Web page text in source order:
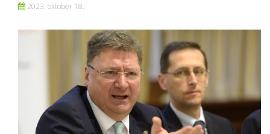
2023. oktober 18.